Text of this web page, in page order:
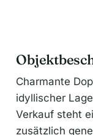
Charmante
idyllischer
Verkauf steht
zusätzlich